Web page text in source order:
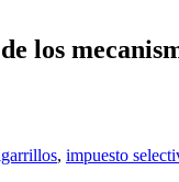
los
, impuesto